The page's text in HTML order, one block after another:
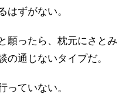
はずがない。
願ったら、枕元にさとみ
の通じないタイプだ。
っていない。